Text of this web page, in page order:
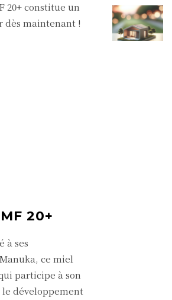
20+ constitue un
dès maintenant !
20+
à ses
ce miel
participe à son
développement